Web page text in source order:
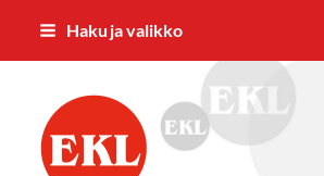
Siirry
Haku ja valikko
Vaasan